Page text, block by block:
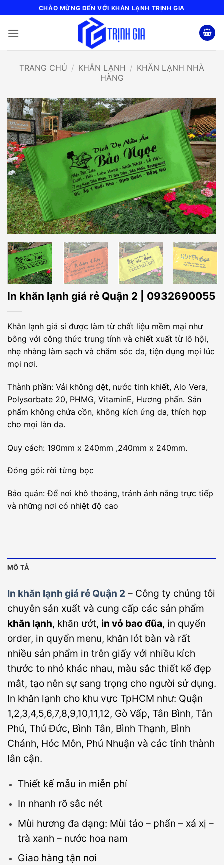
qua
nội
CHÀO MỪNG ĐẾN VỚI KHĂN LẠNH TRỊNH GIA
TRANG CHỦ / KHĂN LẠNH / KHĂN LẠNH NHÀ
HÀNG
In khăn lạnh giá rẻ Quận 2 | 0932690055
Khăn lạnh giá sỉ được làm từ chất liệu mềm mại như
bông với công thức trung tính và chiết xuất từ lô hội,
nhẹ nhàng làm sạch và chăm sóc da, tiện dụng mọi lúc
mọi nơi.
Thành phần: Vải không dệt, nước tinh khiết, Alo Vera,
Polysorbate 20, PHMG, VitaminE, Hương phấn. Sản
phẩm không chứa cồn, không kích ứng da, thích hợp
cho mọi làn da.
Quy cách: 190mm x 240mm ,240mm x 240mm.
Đóng gói: rời từng bọc
Bảo quản: Để nơi khô thoáng, tránh ánh nắng trực tiếp
và những nơi có nhiệt độ cao
MÔ TẢ
In khăn lạnh giá rẻ Quận 2 – Công ty chúng tôi
chuyên sản xuất và cung cấp các sản phẩm
khăn lạnh, khăn ướt, in vỏ bao đũa, in quyển
order, in quyển menu, khăn lót bàn và rất
nhiều sản phẩm in trên giấy với nhiều kích
thước to nhỏ khác nhau, màu sắc thiết kế đẹp
mắt, tạo nên sự sang trọng cho người sử dụng.
In khăn lạnh cho khu vực TpHCM như: Quận
1,2,3,4,5,6,7,8,9,10,11,12, Gò Vấp, Tân Bình, Tân
Phú, Thủ Đức, Bình Tân, Bình Thạnh, Bình
Chánh, Hóc Môn, Phú Nhuận và các tỉnh thành
lân cận.
Thiết kế mẫu in miễn phí
In nhanh rõ sắc nét
Mùi hương đa dạng: Mùi táo – phấn – xá xị –
trà xanh – nước hoa nam
Giao hàng tận nơi